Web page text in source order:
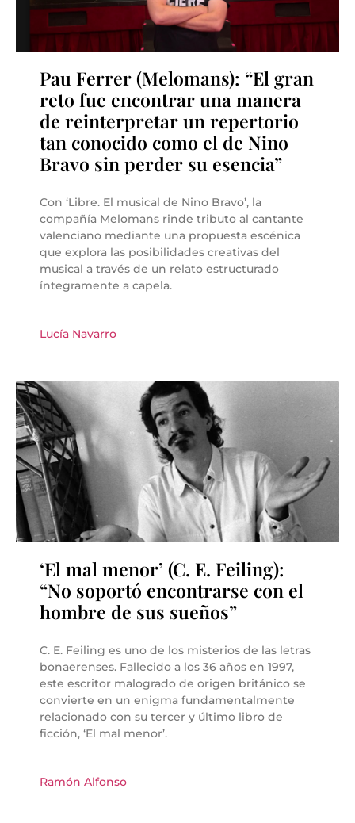
Pau Ferrer (Melomans): “El gran
reto fue encontrar una manera
de reinterpretar un repertorio
tan conocido como el de Nino
Bravo sin perder su esencia”
Con ‘Libre. El musical de Nino Bravo’, la
compañía Melomans rinde tributo al cantante
valenciano mediante una propuesta escénica
que explora las posibilidades creativas del
musical a través de un relato estructurado
íntegramente a capela.
Lucía Navarro
‘El mal menor’ (C. E. Feiling):
“No soportó encontrarse con el
hombre de sus sueños”
C. E. Feiling es uno de los misterios de las letras
bonaerenses. Fallecido a los 36 años en 1997,
este escritor malogrado de origen británico se
convierte en un enigma fundamentalmente
relacionado con su tercer y último libro de
ficción, ‘El mal menor’.
Ramón Alfonso